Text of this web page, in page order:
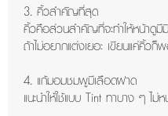
3. คิ้วสำคัญที่สุด
คิ้วคือส่วนสำคัญที่จะทำให้หน้าดูมี
ถ้าไม่อยากแต่งเยอะ เขียนแค่คิ้วก็
4. แก้มอมชมพูมีเลือดฝาด
แนะนำให้ใช้แบบ Tint ทาบาง ๆ ไม่